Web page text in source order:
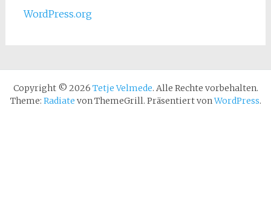
WordPress.org
Copyright © 2026 Tetje Velmede. Alle Rechte vorbehalten.
Theme: Radiate von ThemeGrill. Präsentiert vonWordPress.